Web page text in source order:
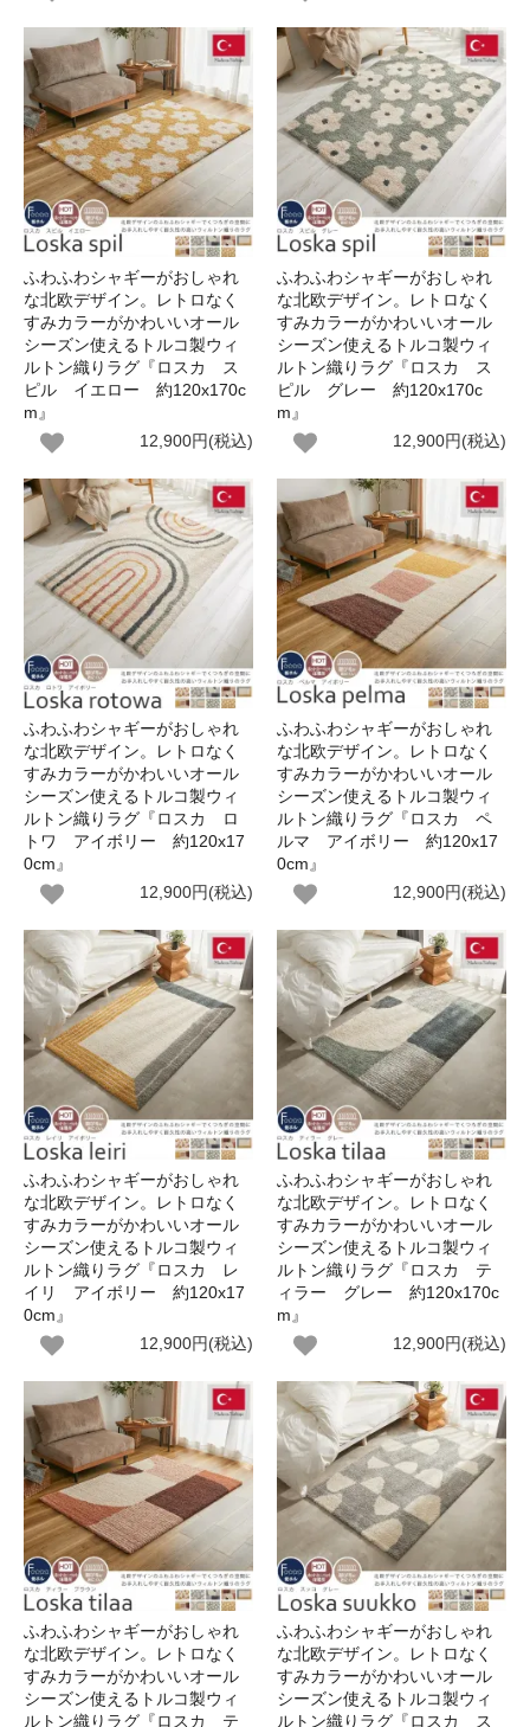
ふわふわシャギーがおしゃれ
な北欧デザイン。レトロなく
すみカラーがかわいいオール
シーズン使えるトルコ製ウィ
ルトン織りラグ『ロスカ ス
ピル イエロー 約120x170c
m』
12,900円(税込)
ふわふわシャギーがおしゃれ
な北欧デザイン。レトロなく
すみカラーがかわいいオール
シーズン使えるトルコ製ウィ
ルトン織りラグ『ロスカ ス
ピル グレー 約120x170c
m』
12,900円(税込)
ふわふわシャギーがおしゃれ
な北欧デザイン。レトロなく
すみカラーがかわいいオール
シーズン使えるトルコ製ウィ
ルトン織りラグ『ロスカ ロ
トワ アイボリー 約120x17
0cm』
12,900円(税込)
ふわふわシャギーがおしゃれ
な北欧デザイン。レトロなく
すみカラーがかわいいオール
シーズン使えるトルコ製ウィ
ルトン織りラグ『ロスカ ペ
ルマ アイボリー 約120x17
0cm』
12,900円(税込)
ふわふわシャギーがおしゃれ
な北欧デザイン。レトロなく
すみカラーがかわいいオール
シーズン使えるトルコ製ウィ
ルトン織りラグ『ロスカ レ
イリ アイボリー 約120x17
0cm』
12,900円(税込)
ふわふわシャギーがおしゃれ
な北欧デザイン。レトロなく
すみカラーがかわいいオール
シーズン使えるトルコ製ウィ
ルトン織りラグ『ロスカ テ
ィラー グレー 約120x170c
m』
12,900円(税込)
ふわふわシャギーがおしゃれ
な北欧デザイン。レトロなく
すみカラーがかわいいオール
シーズン使えるトルコ製ウィ
ルトン織りラグ『ロスカ テ
ふわふわシャギーがおしゃれ
な北欧デザイン。レトロなく
すみカラーがかわいいオール
シーズン使えるトルコ製ウィ
ルトン織りラグ『ロスカ ス